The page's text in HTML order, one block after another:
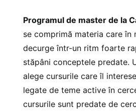
Programul de master de la
se comprimă materia care
decurge într-un ritm foarte
stăpâni conceptele predate.
alege cursurile care îl
legate de teme active în
cursurile sunt predate de